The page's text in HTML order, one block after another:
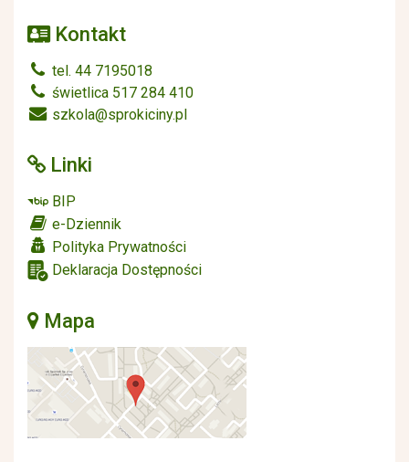
Kontakt
tel. 44 7195018
świetlica 517 284 410
szkola@sprokiciny.pl
Linki
BIP
e-Dziennik
Polityka Prywatności
Deklaracja Dostępności
Mapa